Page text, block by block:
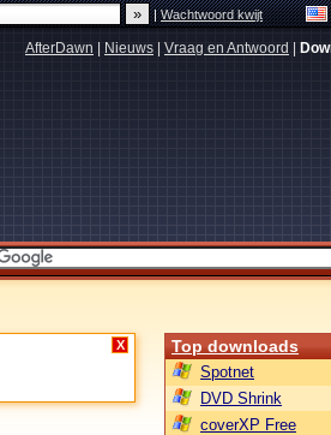
|Wachtwoord kwijt
AfterDawn Nieuws Vraag en Antwoord
X Top downloads
Spotnet
DVD Shrink
coverXP Free